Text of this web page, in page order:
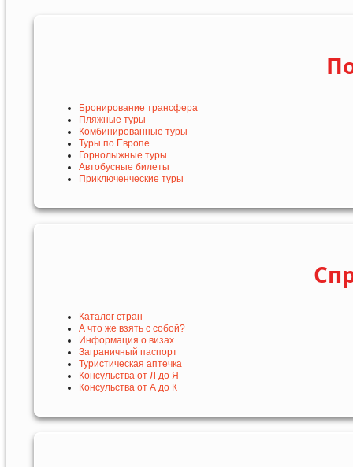
Бронирование трансфера
Пляжные туры
Комбинированные туры
Туры по Европе
Горнолыжные туры
Автобусные билеты
Приключенческие туры
Каталог стран
А что же взять с собой?
Информация о визах
Заграничный паспорт
Туристическая аптечка
Консульства от Л до Я
Консульства от А до К